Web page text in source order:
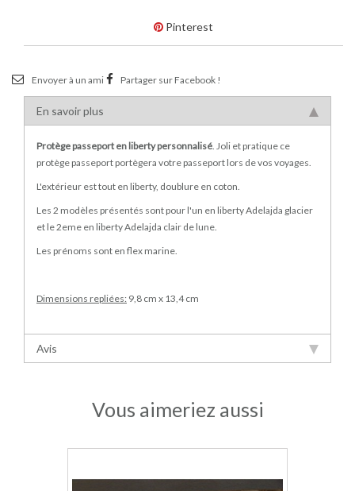
Pinterest
Envoyer à un ami Partager sur Facebook !
En savoir plus
Protège passeport en liberty personnalisé . Joli et pratique ce
protège passeport portègera votre passeport lors de vos voyages.
L'extérieur est tout en liberty, doublure en coton.
Les 2 modèles présentés sont pour l'un en liberty Adelajda glacier
et le 2eme en liberty Adelajda clair de lune.
Les prénoms sont en flex marine.
Dimensions repliées: 9,8 cm x 13,4 cm
Avis
Vous aimeriez aussi